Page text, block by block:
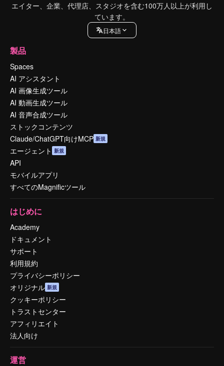
エイター、企業、代理店、スタジオを含む100万人以上が利用し
ています。
日本語
製品
Spaces
AI アシスタント
AI 画像生成ツール
AI 動画生成ツール
AI 音声合成ツール
ストックコンテンツ
Claude/ChatGPT向けMCP 新規
エージェント 新規
API
モバイルアプリ
すべてのMagnificツール
はじめに
Academy
ドキュメント
サポート
利用規約
プライバシーポリシー
オリジナル 新規
クッキーポリシー
トラストセンター
アフィリエイト
法人向け
運営